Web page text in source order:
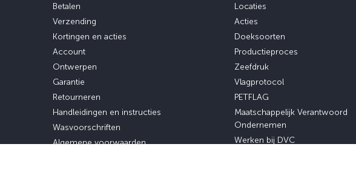
Betalen
Verzending
Kortingen en acties
Account
Ontwerpen
Garantie
Retourneren
Handleidingen en instructies
Wasvoorschriften
Algemene voorwaarden
Locaties
Acties
Doeksoorten
Productieproces
Zeefdruk
Vlagprotocol
PETFLAG
Maatschappelijk Verantwoord
Ondernemen
Werken bij DVC